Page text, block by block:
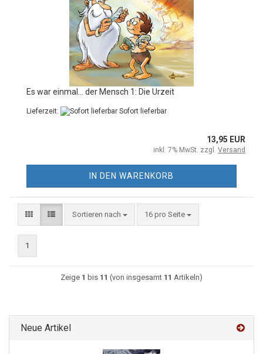
Es war einmal... der Mensch 1: Die Urzeit
Lieferzeit: Sofort lieferbar
13,95 EUR
inkl. 7% MwSt. zzgl. Versand
IN DEN WARENKORB
Sortieren nach 16 pro Seite
1
Zeige 1 bis 11 (von insgesamt 11 Artikeln)
Neue Artikel